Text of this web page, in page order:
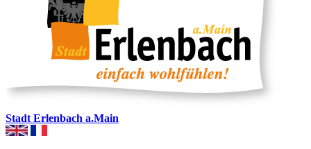
Stadt Erlenbach a.Main